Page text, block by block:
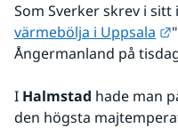
Som Sverker skrev i sitt
värmebölja i Uppsala
Ångermanland på
I Halmstad hade man
den högsta